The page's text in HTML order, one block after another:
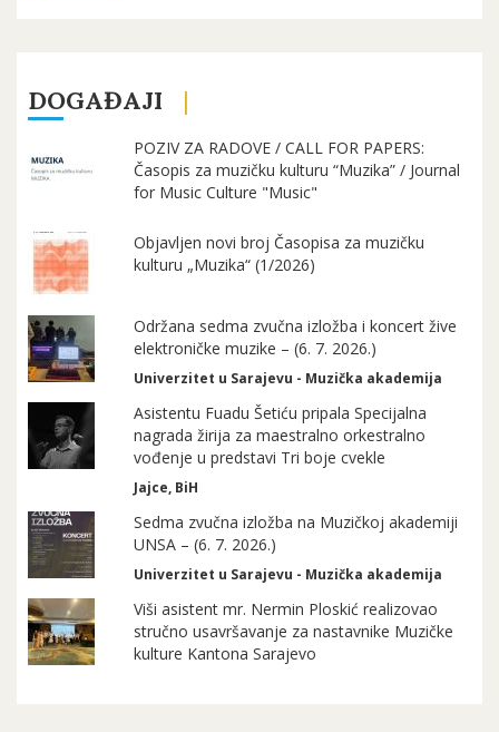
DOGAĐAJI
POZIV ZA RADOVE / CALL FOR PAPERS:
Časopis za muzičku kulturu “Muzika” / Journal
for Music Culture "Music"
Objavljen novi broj Časopisa za muzičku
kulturu „Muzika“ (1/2026)
Održana sedma zvučna izložba i koncert žive
elektroničke muzike – (6. 7. 2026.)
Univerzitet u Sarajevu - Muzička akademija
Asistentu Fuadu Šetiću pripala Specijalna
nagrada žirija za maestralno orkestralno
vođenje u predstavi Tri boje cvekle
Jajce, BiH
Sedma zvučna izložba na Muzičkoj akademiji
UNSA – (6. 7. 2026.)
Univerzitet u Sarajevu - Muzička akademija
Viši asistent mr. Nermin Ploskić realizovao
stručno usavršavanje za nastavnike Muzičke
kulture Kantona Sarajevo